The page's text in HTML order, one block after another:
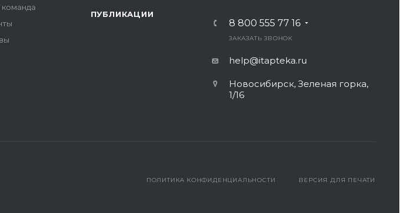
ПУБЛИКАЦИИ
8 800 555 77 16
ЗАКАЗАТЬ ЗВОНОК
help@itapteka.ru
Новосибирск, Зеленая горка,
1/16
ВЕРСИЯ ДЛЯ ПЕЧАТИ
ПОЛИТИКА КОНФИДЕНЦИАЛЬНОСТИ